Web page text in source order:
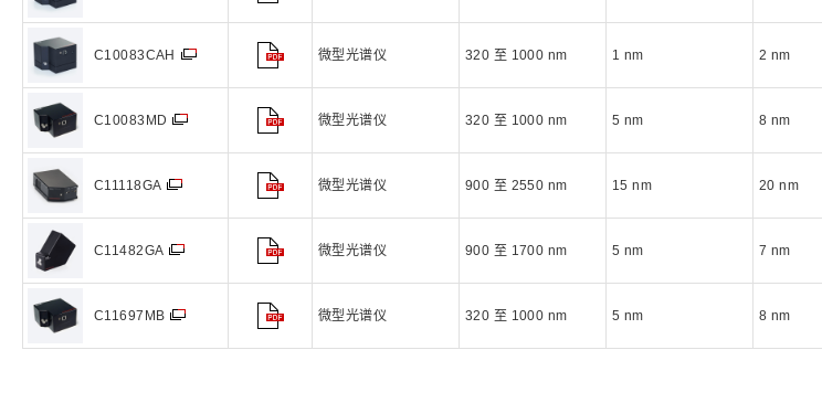
C10083CAH 微型光谱仪 320 至 1000 nm 1 nm 2 nm
C10083MD 微型光谱仪 320 至 1000 nm 5 nm 8 nm
C11118GA 微型光谱仪 900 至 2550 nm 15 nm 20 nm
C11482GA 微型光谱仪 900 至 1700 nm 5 nm 7 nm
C11697MB 微型光谱仪 320 至 1000 nm 5 nm 8 nm